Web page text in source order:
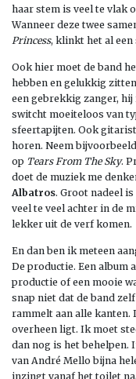
haar stem is veel te vlak
Wanneer deze twee
Princess, klinkt het al een
Ook hier moet de band
hebben en gelukkig
een gebrekkig zanger,
switcht moeiteloos van
sfeertapijten. Ook
horen. Neem
op Tears From The Sky.
doet de muziek me
Albatros. Groot nadeel
veel te veel achter in de
lekker uit de verf komen.
En dan ben ik meteen
De productie. Een album
productie of een mooie
snap niet dat de band
rammelt aan alle kanten.
overheen ligt. Ik moet
dan nog is het behelpen.
van André Mello bijna
inzingt vanaf het toilet